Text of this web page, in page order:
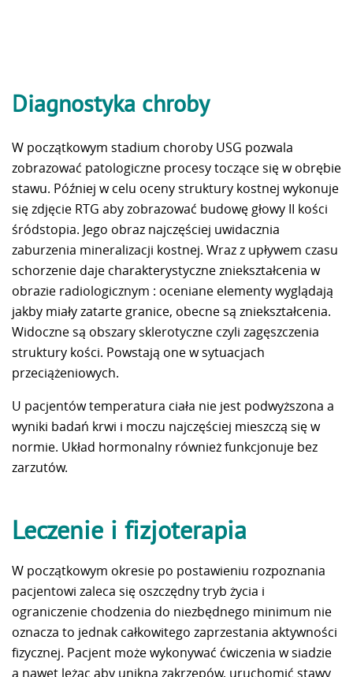
Diagnostyka chroby
W początkowym stadium choroby USG pozwala
zobrazować patologiczne procesy toczące się w obrębie
stawu. Później w celu oceny struktury kostnej wykonuje
się zdjęcie RTG aby zobrazować budowę głowy II kości
śródstopia. Jego obraz najczęściej uwidacznia
zaburzenia mineralizacji kostnej. Wraz z upływem czasu
schorzenie daje charakterystyczne zniekształcenia w
obrazie radiologicznym : oceniane elementy wyglądają
jakby miały zatarte granice, obecne są zniekształcenia.
Widoczne są obszary sklerotyczne czyli zagęszczenia
struktury kości. Powstają one w sytuacjach
przeciążeniowych.
U pacjentów temperatura ciała nie jest podwyższona a
wyniki badań krwi i moczu najczęściej mieszczą się w
normie. Układ hormonalny również funkcjonuje bez
zarzutów.
Leczenie i fizjoterapia
W początkowym okresie po postawieniu rozpoznania
pacjentowi zaleca się oszczędny tryb życia i
ograniczenie chodzenia do niezbędnego minimum nie
oznacza to jednak całkowitego zaprzestania aktywności
fizycznej. Pacjent może wykonywać ćwiczenia w siadzie
a nawet leżąc aby unikną zakrzepów, uruchomić stawy